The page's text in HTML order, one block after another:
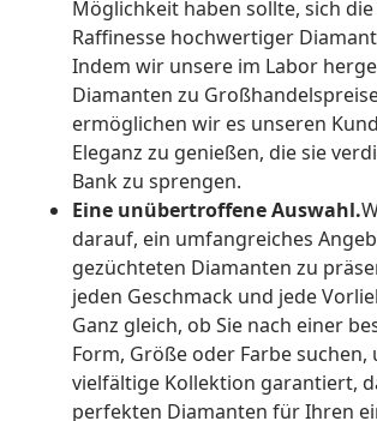
Möglichkeit haben sollte, sich
Raffinesse hochwertiger
Indem wir unsere im Labor
Diamanten zu
ermöglichen wir es unseren
Eleganz zu genießen, die sie
Bank zu sprengen.
Eine unübertroffene Auswahl.
darauf, ein umfangreiches
gezüchteten Diamanten zu
jeden Geschmack und jede
Ganz gleich, ob Sie nach einer
Form, Größe oder Farbe suchen,
vielfältige Kollektion garantiert,
perfekten Diamanten für Ihren